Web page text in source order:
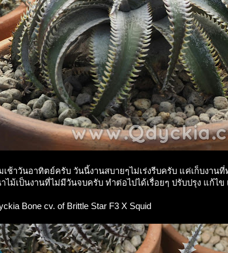
เช้าวันอาทิตย์ครับ วันนี้งานสบายๆไม่เร่งรีบครับ แค่เก็บงานที่
ไม้เป็นงานที่ไม่มีวันจบครับ ทำต่อไปได้เรื่อยๆ ปรับปรุง แก้ไข
Bone cv. of Brittle Star F3 X Squid